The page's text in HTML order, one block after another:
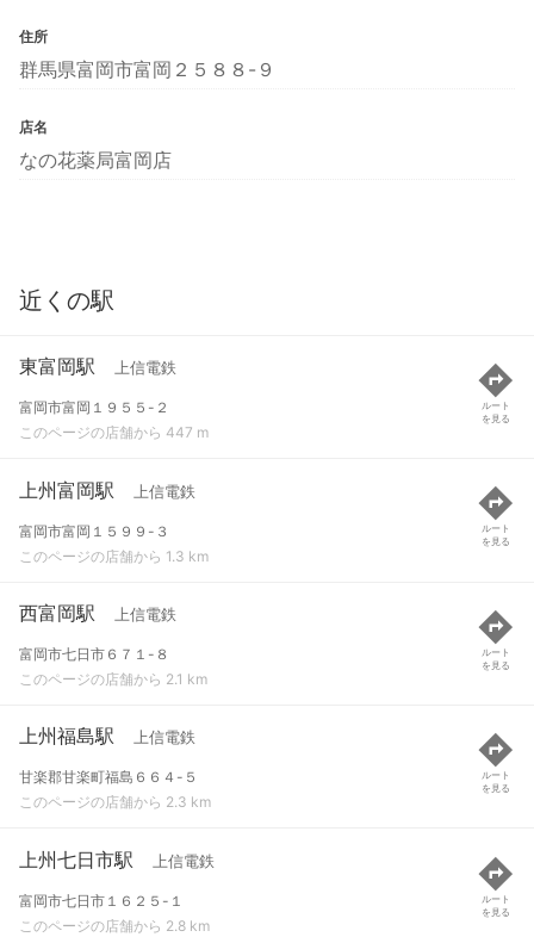
住所
群馬県富岡市富岡２５８８-９
店名
なの花薬局富岡店
近くの駅
東富岡駅 上信電鉄
富岡市富岡１９５５-２
このページの店舗から 447 m
ルート
を見る
上州富岡駅 上信電鉄
富岡市富岡１５９９-３
このページの店舗から 1.3 km
ルート
を見る
西富岡駅 上信電鉄
富岡市七日市６７１-８
このページの店舗から 2.1 km
ルート
を見る
上州福島駅 上信電鉄
甘楽郡甘楽町福島６６４-５
このページの店舗から 2.3 km
ルート
を見る
上州七日市駅 上信電鉄
富岡市七日市１６２５-１
このページの店舗から 2.8 km
ルート
を見る